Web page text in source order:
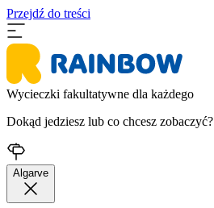
Przejdź do treści
Wycieczki fakultatywne dla każdego
Dokąd jedziesz lub co chcesz zobaczyć?
Algarve